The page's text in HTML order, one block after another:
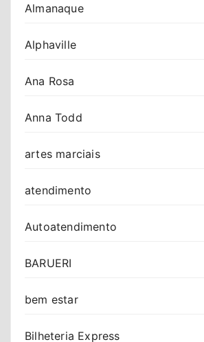
Almanaque
Alphaville
Ana Rosa
Anna Todd
artes marciais
atendimento
Autoatendimento
BARUERI
bem estar
Bilheteria Express